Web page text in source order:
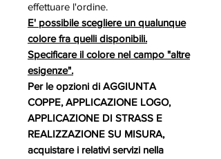
effettuare l'ordine.
E' possibile scegliere un qualunque
colore fra quelli disponibili.
Specificare il colore nel campo "altre
esigenze".
Per le opzioni di AGGIUNTA
COPPE, APPLICAZIONE LOGO,
APPLICAZIONE DI STRASS E
REALIZZAZIONE SU MISURA,
acquistare i relativi servizi nella